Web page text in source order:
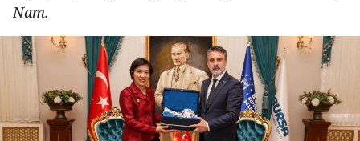
THỂ THAO
GIÁO DỤC
KHOA HỌC - CÔNG NGHỆ
Nam.